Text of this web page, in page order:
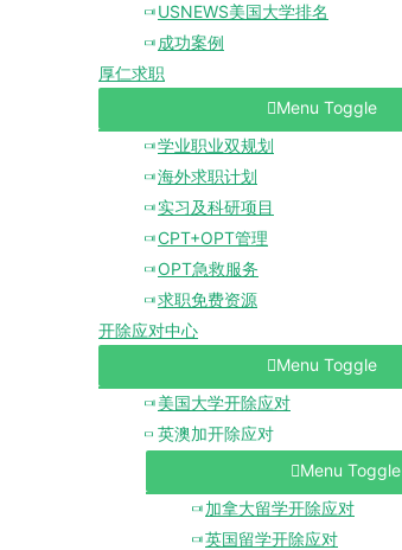
USNEWS美国大学排名
成功案例
厚仁求职
Menu Toggle
学业职业双规划
海外求职计划
实习及科研项目
CPT+OPT管理
OPT急救服务
求职免费资源
开除应对中心
Menu Toggle
美国大学开除应对
英澳加开除应对
Menu Toggle
加拿大留学开除应对
英国留学开除应对